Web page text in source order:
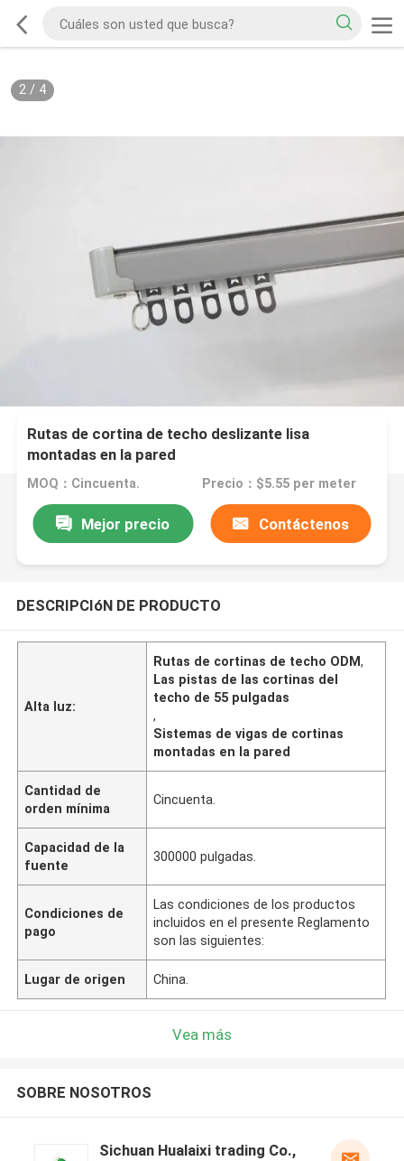
2/ 4
Rutas de cortina de techo deslizante lisa
montadas en la pared
MOQ：Cincuenta. Precio：$5.55 per meter
Mejor precio Contáctenos
DESCRIPCIóN DE PRODUCTO
Alta luz:
Rutas de cortinas de techo ODM,
Las pistas de las cortinas del
techo de 55 pulgadas
,
Sistemas de vigas de cortinas
montadas en la pared
Cantidad de
orden mínima
Cincuenta.
Capacidad de la
fuente
300000 pulgadas.
Condiciones de
pago
Las condiciones de los productos
incluidos en el presente Reglamento
son las siguientes:
Lugar de origen China.
Vea más
SOBRE NOSOTROS
Sichuan Hualaixi trading Co.,